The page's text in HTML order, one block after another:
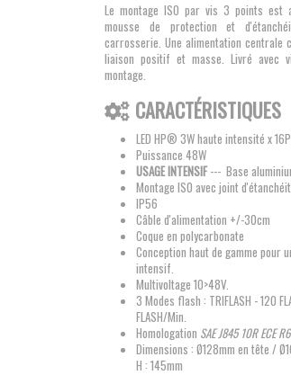
Le montage ISO par vis 3 points est
mousse de protection et
carrosserie. Une alimentation centrale
liaison positif et masse. Livré avec
montage.
CARACTÉRISTIQUES
LED HP® 3W haute intensité x
Puissance 48W
USAGE INTENSIF--- Base
Montage ISO avec joint
IP56
Câble d'alimentation +/-30cm
Coque en polycarbonate
Conception haut de gamme pour
intensif.
Multivoltage 10>48V.
3 Modes flash : TRIFLASH - 120
FLASH/Min.
Homologation SAE J845 10R ECE
Dimensions : Ø128mm en tête /
H : 145mm